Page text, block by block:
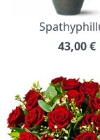
43,00€